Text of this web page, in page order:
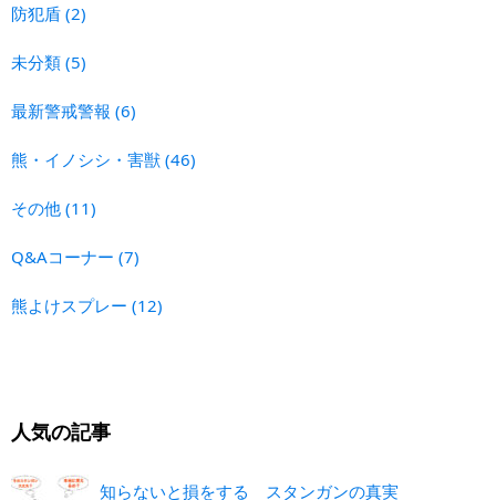
防犯盾 (2)
未分類 (5)
最新警戒警報 (6)
熊・イノシシ・害獣 (46)
その他 (11)
Q&Aコーナー (7)
熊よけスプレー (12)
人気の記事
知らないと損をする スタンガンの真実